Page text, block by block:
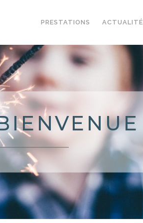
PRESTATIONS ACTUALITÉ